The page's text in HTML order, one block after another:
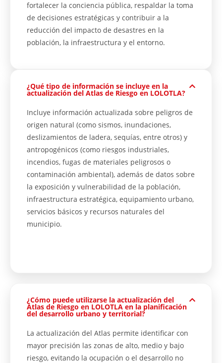
fortalecer la conciencia pública, respaldar la toma
de decisiones estratégicas y contribuir a la
reducción del impacto de desastres en la
población, la infraestructura y el entorno.
¿Qué tipo de información se incluye en la
actualización del Atlas de Riesgo en LOLOTLA?
Incluye información actualizada sobre peligros de
origen natural (como sismos, inundaciones,
deslizamientos de ladera, sequías, entre otros) y
antropogénicos (como riesgos industriales,
incendios, fugas de materiales peligrosos o
contaminación ambiental), además de datos sobre
la exposición y vulnerabilidad de la población,
infraestructura estratégica, equipamiento urbano,
servicios básicos y recursos naturales del
municipio.
¿Cómo puede utilizarse la actualización del
Atlas de Riesgo en LOLOTLA en la planificación
del desarrollo urbano y territorial?
La actualización del Atlas permite identificar con
mayor precisión las zonas de alto, medio y bajo
riesgo, evitando la ocupación o el desarrollo no